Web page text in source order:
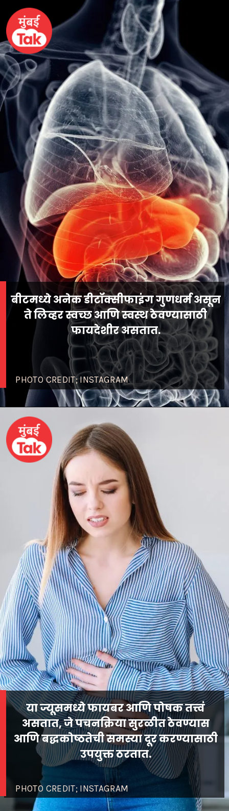
PHOTO CREDIT; INSTAGRAM
बीटमध्ये अनेक डीटॉक्सीफाइंग गुणधर्म असून
ते लिव्हर स्वच्छ आणि स्वस्थ ठेवण्यासाठी
फायदेशीर असतात.
PHOTO CREDIT; INSTAGRAM
या ज्यूसमध्ये फायबर आणि पोषक तत्त्वं
असतात, जे पचनक्रिया सुरळीत ठेवण्यास
आणि बद्धकोष्ठतेची समस्या दूर करण्यासाठी
उपयुक्त ठरतात.